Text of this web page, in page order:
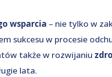
wsparcia – nie tylko w
sukcesu w procesie
także w rozwijaniu
lata.